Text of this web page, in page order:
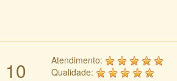
10
Atendimento:
Qualidade: